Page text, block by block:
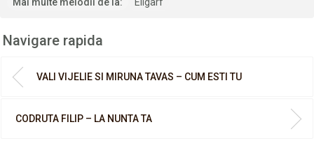
Navigare rapida
VALI VIJELIE SI MIRUNA TAVAS – CUM ESTI TU
CODRUTA FILIP – LA NUNTA TA